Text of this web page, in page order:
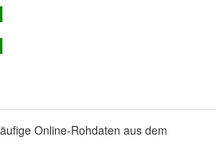
Online-Rohdaten aus dem